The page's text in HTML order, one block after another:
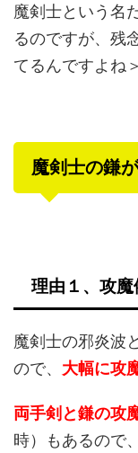
魔剣士という名
るのですが、残
てるんですよね
魔剣士の鎌
理由１、攻
魔剣士の邪炎波
ので、 大幅に攻
両手剣と鎌の攻
時）もあるので